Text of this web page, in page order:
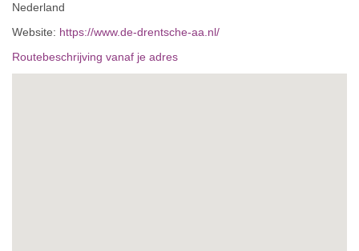
Nederland
Website: https://www.de-drentsche-aa.nl/
Routebeschrijving vanaf je adres